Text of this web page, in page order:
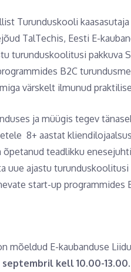
Turunduskooli
TalTechis, Eesti E-
turunduskoolitusi pakkuva
B2C
värskelt ilmunud
ja müügis tegev
8+ aastat
teadlikku
uue ajastu
start-up programmides
mõeldud E-kaubanduse
septembril kell 10.00-13.00